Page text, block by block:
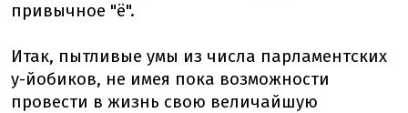
привычное "ё".
Итак, пытливые умы из числа парламентских
у-йобиков, не имея пока возможности
провести в жизнь свою величайшую